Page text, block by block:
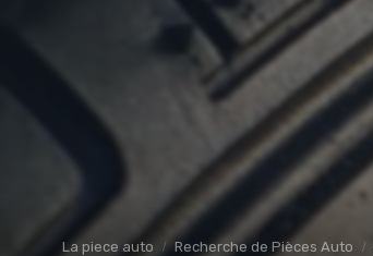
La piece auto Recherche de Pièces Auto